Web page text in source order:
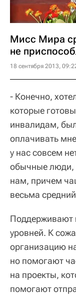
Мисс Мира
не
18 сентября 2013,
- Конечно,
которые
инвалидам,
оплачивать
у нас совсем
обычные люди,
нам, причем
весьма
Поддерживают
уровней. К
организацию
но помогают
на проекты,
помогают